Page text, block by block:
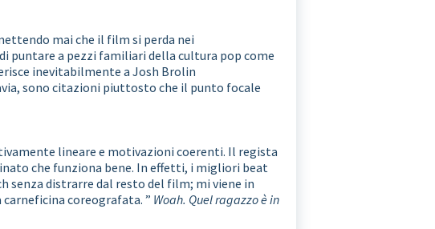
mai che il film si perda nei
a pezzi familiari della cultura pop come
inevitabilmente a Josh Brolin
sono citazioni piuttosto che il punto focale
lineare e motivazioni coerenti. Il regista
che funziona bene. In effetti, i migliori beat
senza distrarre dal resto del film; mi viene in
coreografata. ” Woah. Quel ragazzo è in